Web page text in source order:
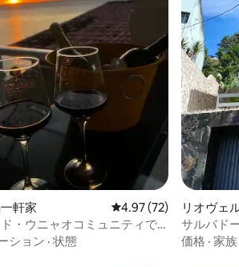
つ星の平均評価
軒家 レビュー72件、5つ星
4.97 (72)
・ウニャオコミュニティで
ション · 状態
リオヴェ
サルバド
ョ）
価格 · 家族